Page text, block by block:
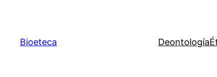
contenido
Bioeteca Deontología